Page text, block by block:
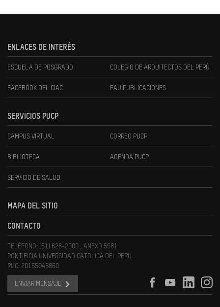
ENLACES DE INTERÉS
ESCUELA DE POSGRADO COLEGIO DE ARQUITECTOS DEL PERÚ
FACEBOOK DEL CIAC FAU PUBLICACIONES
SERVICIOS PUCP
CAMPUS VIRTUAL CORREO PUCP
BIBLIOTECA AGENDA PUCP
SERVICIO DE SALUD
MAPA DEL SITIO
CONTACTO
TELÉFONO: (51) 626-2000 , ANEXO 5581
PONTIFICIA UNIVERSIDAD CATOLICA DEL PERU
RUC: 20155945860
ENVIAR MENSAJE